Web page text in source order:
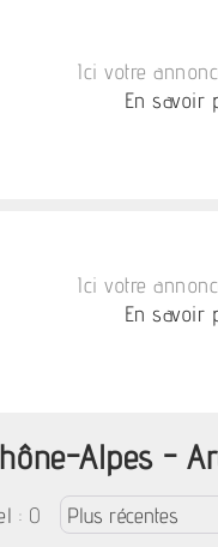
Ici votre
En savoir
Ici votre
En savoir
Alpes -
: 0